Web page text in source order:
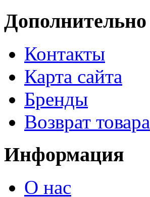
Дополнительно
Контакты
Карта сайта
Бренды
Возврат товара
Информация
О нас